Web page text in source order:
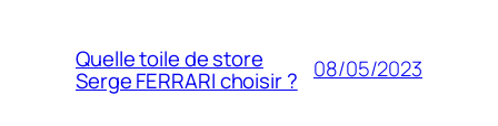
Quelle toile de store
Serge FERRARI choisir ? 08/05/2023